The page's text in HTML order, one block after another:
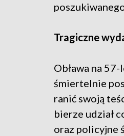
Tragiczne
Obława na
śmiertelnie
ranić swoją
bierze udział
oraz policyjne